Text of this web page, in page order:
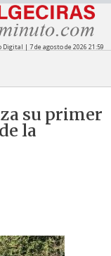
Digital | 7 de agosto de 2026 21:59
su primer
la